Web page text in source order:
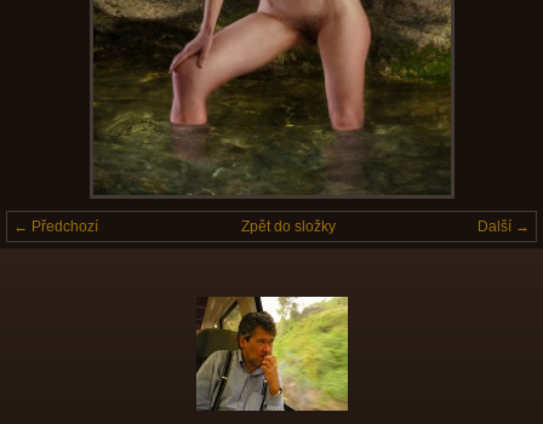
← Předchozí Další →
Zpět do složky